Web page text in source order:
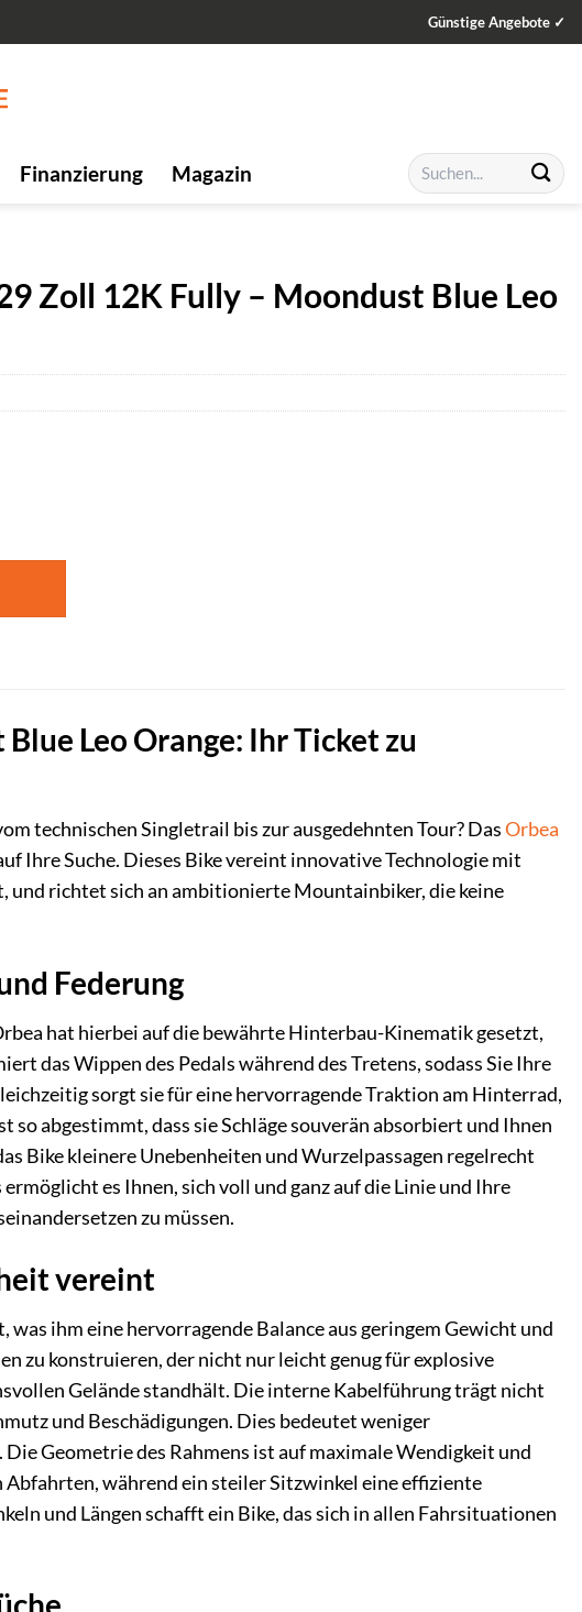
Günstige Angebote ✓
Finanzierung Magazin
Suchen
nach:
Zoll 12K Fully – Moondust Blue Leo
Leo Orange: Ihr Ticket zu
technischen Singletrail bis zur ausgedehnten Tour? DasOrbea
Ihre Suche. Dieses Bike vereint innovative Technologie mit
und richtet sich an ambitionierte Mountainbiker, die keine
Federung
hat hierbei auf die bewährte Hinterbau-Kinematik gesetzt,
das Wippen des Pedals während des Tretens, sodass Sie Ihre
sorgt sie für eine hervorragende Traktion am Hinterrad,
abgestimmt, dass sie Schläge souverän absorbiert und Ihnen
Bike kleinere Unebenheiten und Wurzelpassagen regelrecht
es Ihnen, sich voll und ganz auf die Linie und Ihre
zu müssen.
vereint
ihm eine hervorragende Balance aus geringem Gewicht und
zu konstruieren, der nicht nur leicht genug für explosive
Gelände standhält. Die interne Kabelführung trägt nicht
und Beschädigungen. Dies bedeutet weniger
Geometrie des Rahmens ist auf maximale Wendigkeit und
während ein steiler Sitzwinkel eine effiziente
und Längen schafft ein Bike, das sich in allen Fahrsituationen